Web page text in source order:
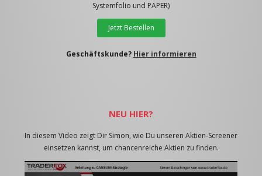
Systemfolio und PAPER)
Jetzt Bestellen
Geschäftskunde? Hier informieren
NEU HIER?
In diesem Video zeigt Dir Simon, wie Du unseren Aktien-Screener
einsetzen kannst, um chancenreiche Aktien zu finden.